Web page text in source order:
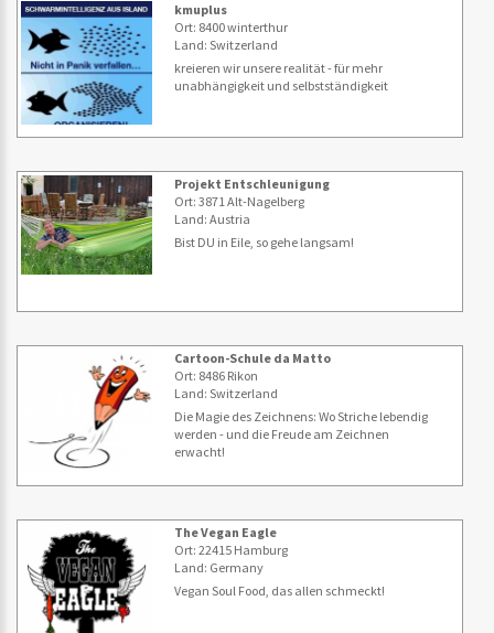
kmuplus
Ort: 8400 winterthur
Land: Switzerland
kreieren wir unsere realität - für mehr
unabhängigkeit und selbstständigkeit
Projekt Entschleunigung
Ort: 3871 Alt-Nagelberg
Land: Austria
Bist DU in Eile, so gehe langsam!
Cartoon-Schule da Matto
Ort: 8486 Rikon
Land: Switzerland
Die Magie des Zeichnens: Wo Striche lebendig
werden - und die Freude am Zeichnen
erwacht!
The Vegan Eagle
Ort: 22415 Hamburg
Land: Germany
Vegan Soul Food, das allen schmeckt!